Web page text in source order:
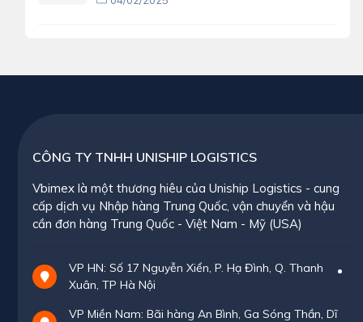
CÔNG TY TNHH UNISHIP LOGISTICS
Vbimex là một thương hiêu của Uniship Logistics - cung
cấp dịch vụ Nhập hàng Trung Quốc, vận chuyển và hậu
cần đơn hàng Trung Quốc - Việt Nam - Mỹ (USA)
VP HN: Số 17 Nguyễn Xiển, P. Hạ Đình, Q. Thanh
Xuân, TP Hà Nội
VP Miền Nam: Bãi hàng An Bình, Ga Sóng Thần, Dĩ